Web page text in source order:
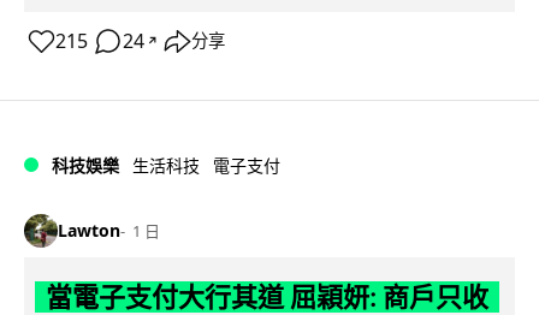
215 24 ↗ 分享
科技娛樂 生活科技 電子支付
Lawton 1 日
當電子支付大行其道 屈穎妍: 商戶只收